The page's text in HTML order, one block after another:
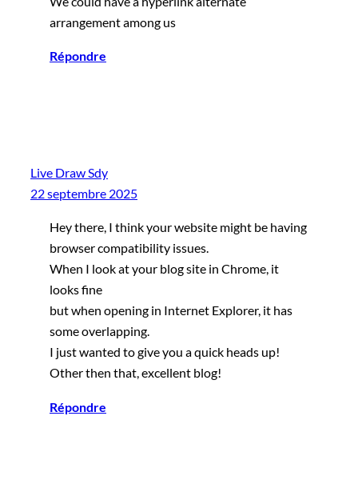
arrangement among us
Répondre
Live Draw Sdy
22 septembre 2025
Hey there, I think your website might be having
browser compatibility issues.
When I look at your blog site in Chrome, it
looks fine
but when opening in Internet Explorer, it has
some overlapping.
I just wanted to give you a quick heads up!
Other then that, excellent blog!
Répondre